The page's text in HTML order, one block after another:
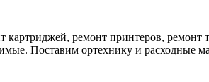
картриджей, ремонт принтеров,
Поставим ортехнику и расходные